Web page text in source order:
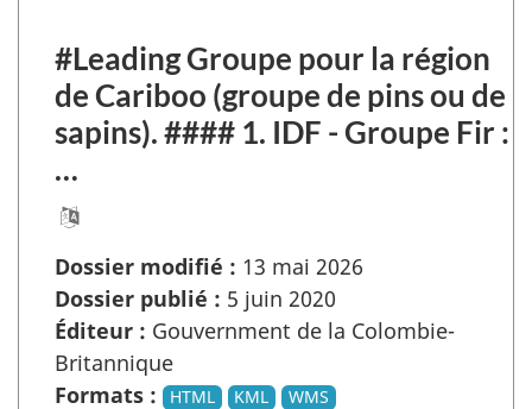
#Leading Groupe pour la région
de Cariboo (groupe de pins ou de
sapins). #### 1. IDF - Groupe Fir :
…
Dossier modifié : 13 mai 2026
Dossier publié : 5 juin 2020
Éditeur : Gouvernment de la Colombie-
Britannique
Formats :
HTML KML WMS